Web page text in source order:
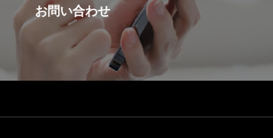
お問い合わせ